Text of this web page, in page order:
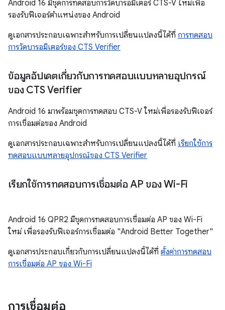
Android 16 มีชุดการทดสอบการวัดบารอมิเตอร์ CTS-V ใหม่เพื่อ
รองรับฟีเจอร์ตำแหน่งของ Android
ดูเอกสารประกอบเฉพาะสำหรับการเปลี่ยนแปลงนี้ได้ที่ การทดสอบ
การวัดบารอมิเตอร์ของ CTS Verifier
ข้อมูลอัปเดตเกี่ยวกับการทดสอบแบบหลายอุปกรณ์
ของ CTS Verifier
Android 16 มาพร้อมชุดการทดสอบ CTS-V ใหม่เพื่อรองรับฟีเจอร์
การเชื่อมต่อของ Android
ดูเอกสารประกอบเฉพาะสำหรับการเปลี่ยนแปลงนี้ได้ที่ เรียกใช้การ
ทดสอบแบบหลายอุปกรณ์ของ CTS Verifier
เรียกใช้การทดสอบการเชื่อมต่อ AP ของ Wi-Fi
Android 16 QPR2 มีชุดการทดสอบการเชื่อมต่อ AP ของ Wi-Fi
ใหม่ เพื่อรองรับฟีเจอร์การเชื่อมต่อ "Android Better Together"
ดูเอกสารประกอบเกี่ยวกับการเปลี่ยนแปลงนี้ได้ที่ ตั้งค่าการทดสอบ
การเชื่อมต่อ AP ของ Wi-Fi
การเชื่อมต่อ